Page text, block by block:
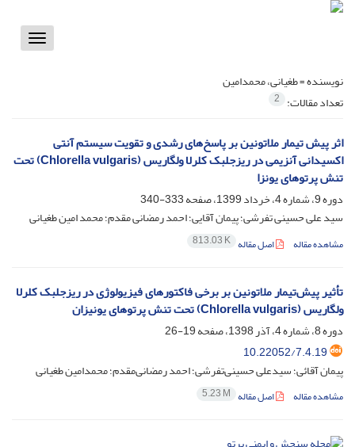
Toggle
نویسنده =طغیانی، محمدامین
تعداد مقالات: 2
اثر پیش تیمار ملاتونین بر پاسخ‌های رشدی و تقویت سیستم آنتی
اکسیدانی آنزیمی در ریزجلبک کلرلا ولگاریس (Chlorella vulgaris) تحت
تنش پرتوهای یونزا
دوره 9، شماره 4، خرداد 1399، صفحه
333-340
سید علی حسینی تفرشی؛ پیمان آقایی؛ احمد رمضانی مقدم؛ محمد امین طغیانی
مشاهده مقاله اصل مقاله 813.03 K
تأثیر پیش‌تیمار ملاتونین بر برخی فاکتورهای فیزیولوژی در ریزجلبک کلرلا
ولگاریس (Chlorella vulgaris) تحت تنش پرتوهای یونیزان
دوره 8، شماره 4، آذر 1398، صفحه
19-26
10.22052/7.4.19
پیمان آقائی؛ سیدعلی حسینی‌تفرشی؛ احمد رمضانی‌مقدم؛ محمدامین طغیانی
مشاهده مقاله اصل مقاله 5.23 M